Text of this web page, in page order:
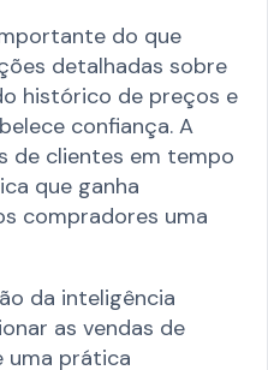
do que
detalhadas sobre
histórico de preços e
confiança. A
de clientes em tempo
que ganha
compradores uma
da inteligência
as vendas de
uma prática